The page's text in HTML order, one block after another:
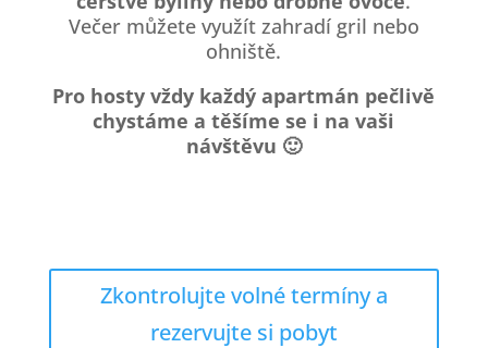
Večer můžete využít zahradí gril nebo
ohniště.
Pro hosty vždy každý apartmán pečlivě
chystáme a těšíme se i na vaši
návštěvu 🙂
Zkontrolujte volné termíny a
rezervujte si pobyt